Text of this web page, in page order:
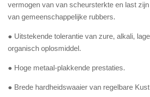
vermogen van van scheursterkte en last
van gemeenschappelijke rubbers.
● Uitstekende tolerantie van zure, alkali,
organisch oplosmiddel.
● Hoge metaal-plakkende prestaties.
● Brede hardheidswaaier van regelbare